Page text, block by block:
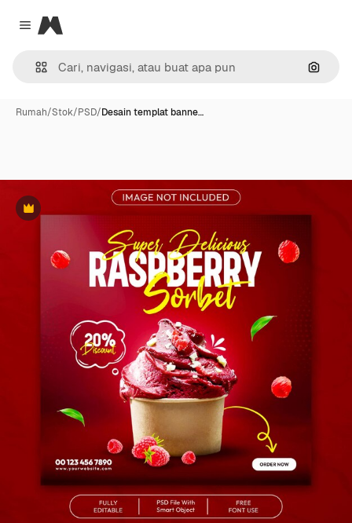
Close menu
Magnific
Rumah/Stok/PSD/Desain templat banne…
Premium